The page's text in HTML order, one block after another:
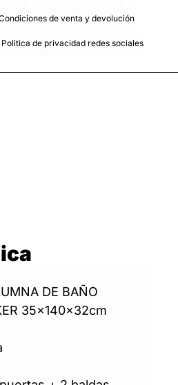
de venta y devolución
Politica de privacidad redes sociales
DE BAÑO
35x140x32cm